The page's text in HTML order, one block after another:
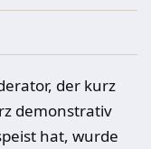
der kurz
demonstrativ
hat, wurde